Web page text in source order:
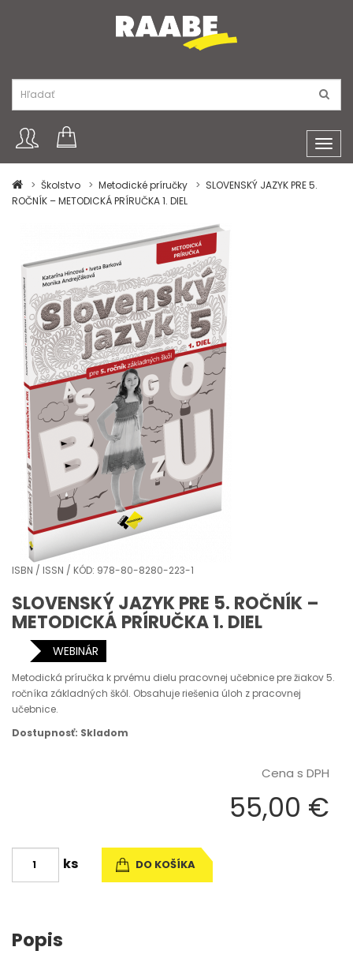
Školstvo
Metodické príručky
SLOVENSKÝ JAZYK PRE 5.
ROČNÍK – METODICKÁ PRÍRUČKA 1. DIEL
ISBN / ISSN / KÓD: 978-80-8280-223-1
SLOVENSKÝ JAZYK PRE 5. ROČNÍK –
METODICKÁ PRÍRUČKA 1. DIEL
WEBINÁR
Metodická príručka k prvému dielu pracovnej učebnice pre žiakov 5.
ročníka základných škôl. Obsahuje riešenia úloh z pracovnej
učebnice.
Dostupnosť: Skladom
Cena s DPH
55,00 €
ks DO KOŠÍKA
Popis